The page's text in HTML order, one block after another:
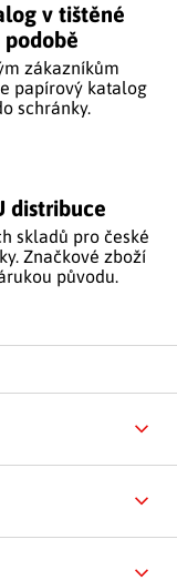
v tištěné
podobě
zákazníkům
papírový katalog
schránky.
distribuce
skladů pro české
Značkové zboží
původu.